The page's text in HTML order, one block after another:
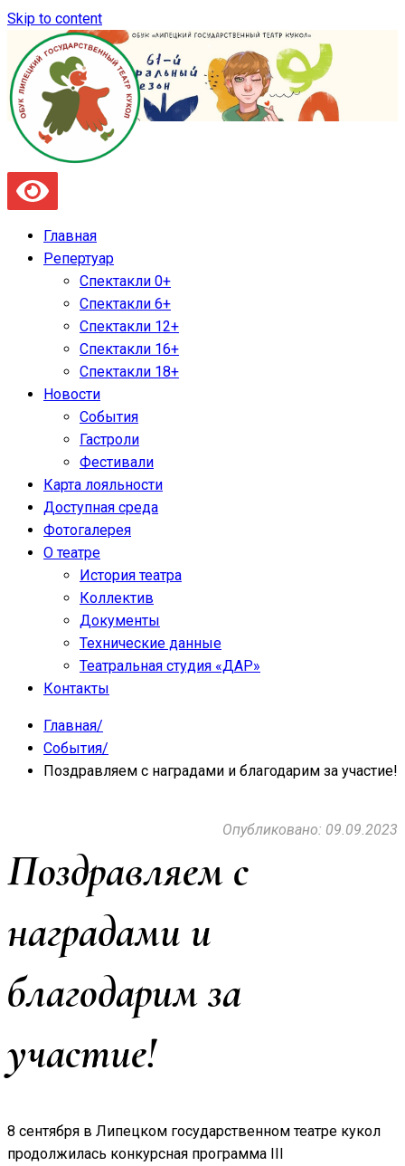
Skip to content
Главная
Репертуар
Спектакли 0+
Спектакли 6+
Спектакли 12+
Спектакли 16+
Спектакли 18+
Новости
События
Гастроли
Фестивали
Карта лояльности
Доступная среда
Фотогалерея
О театре
История театра
Коллектив
Документы
Технические данные
Театральная студия «ДАР»
Контакты
Главная/
События/
Поздравляем с наградами и благодарим за участие!
Опубликовано: 09.09.2023
Поздравляем с
наградами и
благодарим за
участие!
8 сентября в Липецком государственном театре кукол
продолжилась конкурсная программа III